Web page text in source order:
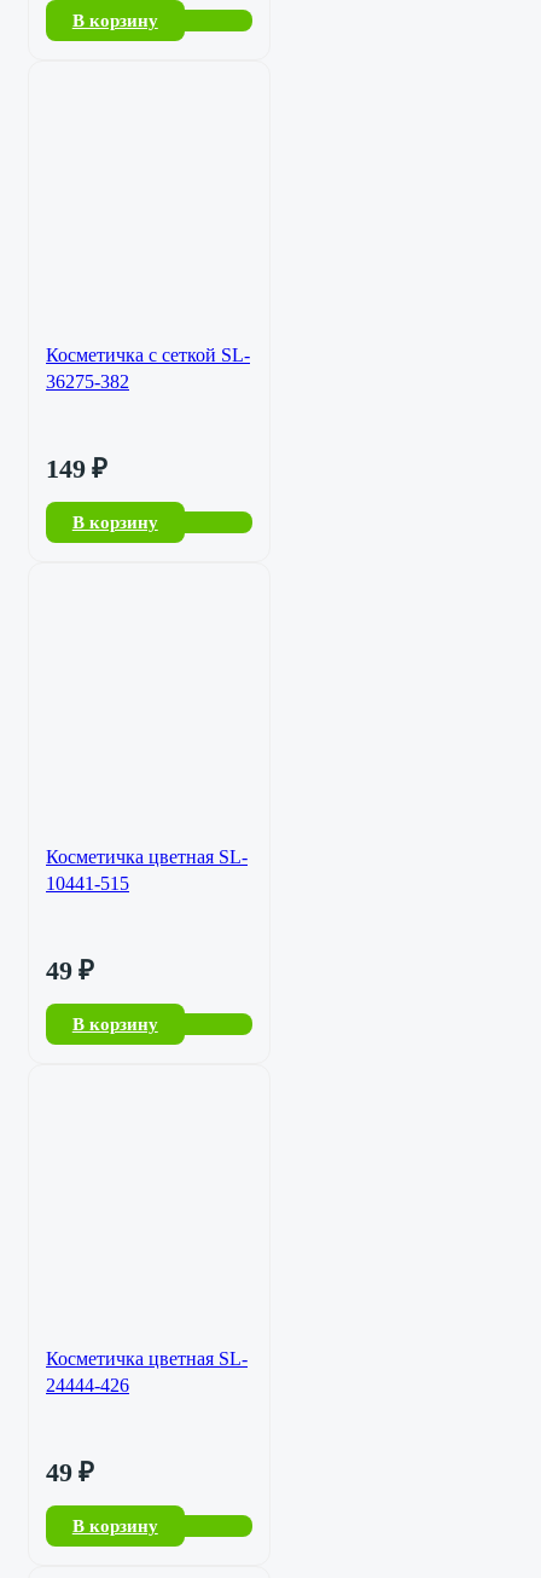
В корзину
Косметичка с сеткой SL-
36275-382
149 ₽
В корзину
Косметичка цветная SL-
10441-515
49 ₽
В корзину
Косметичка цветная SL-
24444-426
49 ₽
В корзину